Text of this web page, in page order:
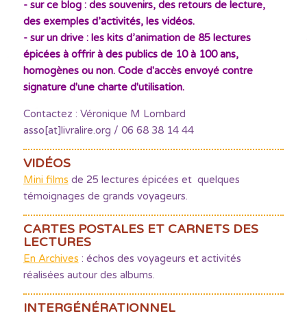
- sur ce blog : des souvenirs, des retours de lecture,
des exemples d’activités, les vidéos.
- sur un drive : les kits d’animation de 85 lectures
épicées à offrir à des publics de 10 à 100 ans,
homogènes ou non. Code d'accès envoyé contre
signature d'une charte d'utilisation.
Contactez : Véronique M Lombard
asso[at]livralire.org / 06 68 38 14 44
VIDÉOS
Mini films de 25 lectures épicées et quelques
témoignages de grands voyageurs.
CARTES POSTALES ET CARNETS DES
LECTURES
En Archives : échos des voyageurs et activités
réalisées autour des albums.
INTERGÉNÉRATIONNEL